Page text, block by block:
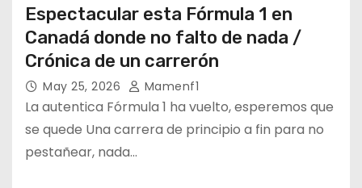
Espectacular esta Fórmula 1 en
Canadá donde no falto de nada /
Crónica de un carrerón
May 25, 2026 Mamenf1
La autentica Fórmula 1 ha vuelto, esperemos que
se quede Una carrera de principio a fin para no
pestañear, nada…